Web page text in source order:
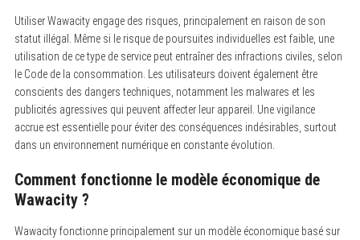
Utiliser Wawacity engage des risques, principalement en raison de son
statut illégal. Même si le risque de poursuites individuelles est faible, une
utilisation de ce type de service peut entraîner des infractions civiles, selon
le Code de la consommation. Les utilisateurs doivent également être
conscients des dangers techniques, notamment les malwares et les
publicités agressives qui peuvent affecter leur appareil. Une vigilance
accrue est essentielle pour éviter des conséquences indésirables, surtout
dans un environnement numérique en constante évolution.
Comment fonctionne le modèle économique de
Wawacity ?
Wawacity fonctionne principalement sur un modèle économique basé sur